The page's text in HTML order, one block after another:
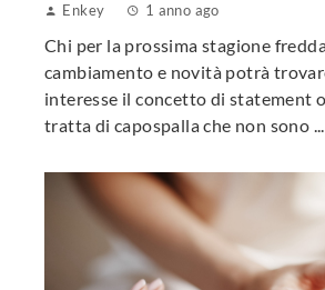
Enkey 1 anno ago
Chi per la prossima stagione
cambiamento e novità potrà
interesse il concetto di statement
tratta di capospalla che non sono ...